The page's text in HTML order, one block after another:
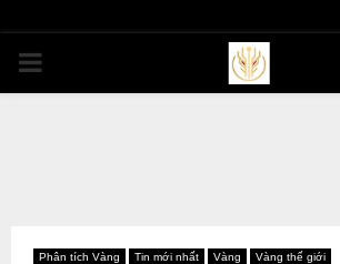
PRIMARY
Phân tích Vàng Tin mới nhất Vàng Vàng thế giới